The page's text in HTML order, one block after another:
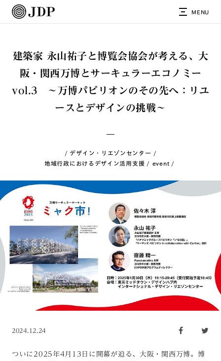
MENU
建築家 永山祐子と博覧会協会が考える、大
阪・関西万博とサーキュラーエコノミー
vol.3 〜万博パビリオンのその先へ：リユ
ースとデザインの挑戦〜
デザイン・リエゾンセンター
地域行政におけるデザイン活用支援
event
2024.12.24
ついに2025年4月13日に開幕が迫る、大阪・関西万博。博